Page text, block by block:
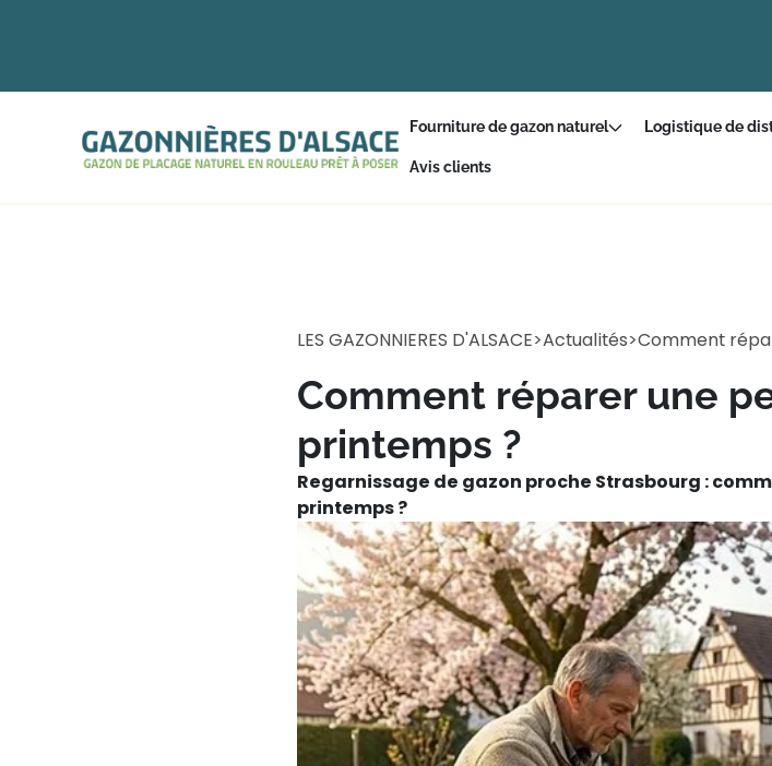
Fourniture de gazon naturel Logistique de
Avis clients
LES GAZONNIERES D'ALSACE>Actualités>Comment
Comment réparer une
printemps ?
Regarnissage de gazon proche Strasbourg :
printemps ?